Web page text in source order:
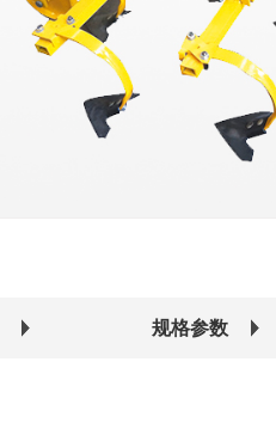
规格参数